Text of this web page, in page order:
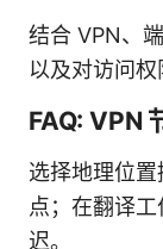
结合 VPN、
以及对访问权
FAQ: VPN
选择地理位
点；在翻译
迟。